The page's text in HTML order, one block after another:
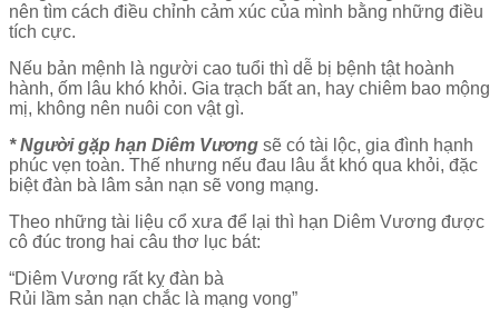
nên tìm cách điều chỉnh cảm xúc của mình bằng những điều
tích cực.
Nếu bản mệnh là người cao tuổi thì dễ bị bệnh tật hoành
hành, ốm lâu khó khỏi. Gia trạch bất an, hay chiêm bao mộng
mị, không nên nuôi con vật gì.
* Người gặp hạn Diêm Vương sẽ có tài lộc, gia đình hạnh
phúc vẹn toàn. Thế nhưng nếu đau lâu ắt khó qua khỏi, đặc
biệt đàn bà lâm sản nạn sẽ vong mạng.
Theo những tài liệu cổ xưa để lại thì hạn Diêm Vương được
cô đúc trong hai câu thơ lục bát:
“Diêm Vương rất kỵ đàn bà
Rủi lầm sản nạn chắc là mạng vong”